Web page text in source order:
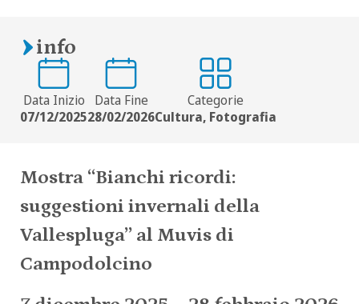
info
Data Inizio
07/12/2025
Data Fine
28/02/2026
Categorie
Cultura, Fotografia
Mostra “Bianchi ricordi:
suggestioni invernali della
Vallespluga” al Muvis di
Campodolcino